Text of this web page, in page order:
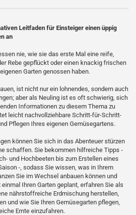
Leitfaden für Einsteiger einen üppig
an
nie, wie sie das erste Mal eine reife,
Rebe gepflückt oder einen knackig frischen
Garten genossen haben.
ist nicht nur ein lohnendes, sondern auch
aber als Neuling ist es oft schwierig, sich
Informationen zu diesem Thema zu
leicht nachvollziehbare Schritt-für-Schritt-
Pflegen Ihres eigenen Gemüsegartens.
können Sie sich in das Abenteuer stürzen
schaffen. Sie bekommen hilfreiche Tipps -
und Hochbeeten bis zum Erstellen eines
-, sodass Sie wissen, was in Ihrem
Sie im Wechsel anbauen können und
Ihren Garten geplant, erfahren Sie als
nährstoffreiche Erdmischung herstellen,
und wie Sie Ihren Gemüsegarten pflegen,
Ernte einzufahren.